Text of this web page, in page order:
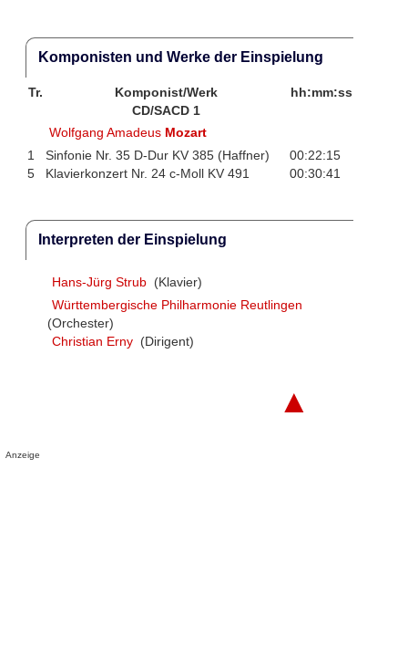
Komponisten und Werke der Einspielung
Tr. Komponist/Werk
hh:mm:ss
CD/SACD 1
Wolfgang Amadeus Mozart
1
Sinfonie Nr. 35 D-Dur KV 385 (Haffner)
00:22:15
5
Klavierkonzert Nr. 24 c-Moll KV 491 00:30:41
Interpreten der Einspielung
Hans-Jürg Strub (Klavier)
Württembergische Philharmonie Reutlingen
(Orchester)
Christian Erny (Dirigent)
▲
Anzeige